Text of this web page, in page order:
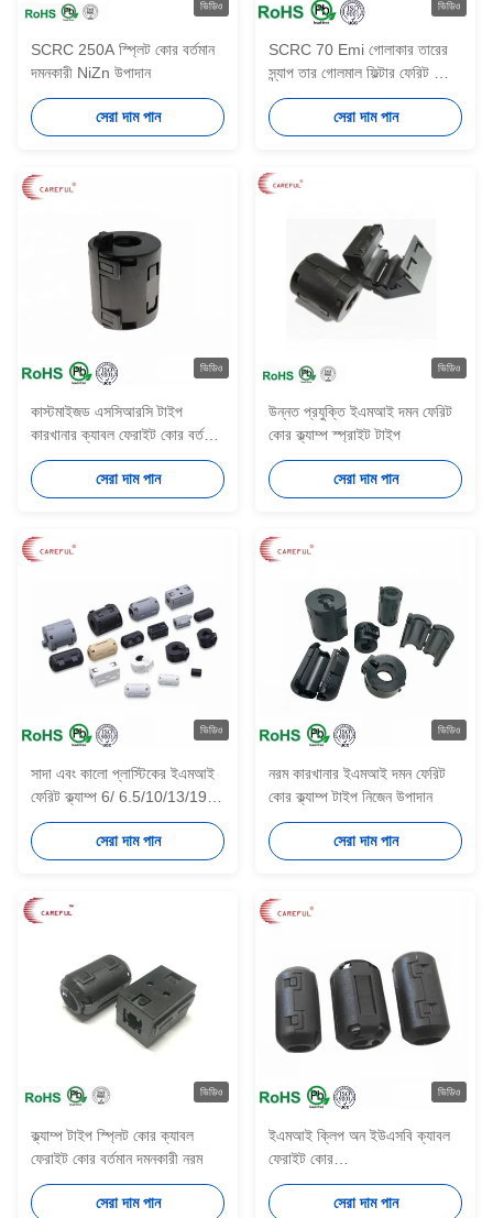
ভিডিও
SCRC 250A স্প্লিট কোর বর্তমান
দমনকারী NiZn উপাদান
সেরা দাম পান
ভিডিও
SCRC 70 Emi গোলাকার তারের
স্ন্যাপ তার গোলমাল ফিল্টার ফেরিট কোর
1M থেকে 300M 7mm ব্যাসের
জন্য
সেরা দাম পান
ভিডিও
কাস্টমাইজড এসসিআরসি টাইপ
কারখানার ক্যাবল ফেরাইট কোর বর্তমান
দমনকারী
সেরা দাম পান
ভিডিও
উন্নত প্রযুক্তি ইএমআই দমন ফেরিট
কোর ক্ল্যাম্প স্প্রাইট টাইপ
সেরা দাম পান
ভিডিও
সাদা এবং কালো প্লাস্টিকের ইএমআই
ফেরিট ক্ল্যাম্প 6/ 6.5/10/13/19
মিমি তারের জন্য কোর উপর
সেরা দাম পান
ভিডিও
নরম কারখানার ইএমআই দমন ফেরিট
কোর ক্ল্যাম্প টাইপ নিজেন উপাদান
সেরা দাম পান
ভিডিও
ক্ল্যাম্প টাইপ স্প্লিট কোর ক্যাবল
ফেরাইট কোর বর্তমান দমনকারী নরম
সেরা দাম পান
ভিডিও
ইএমআই ক্লিপ অন ইউএসবি ক্যাবল
ফেরাইট কোর
3.5/4/5/6/7/8/9mm গোলাকার
কালো ফেরাইট ক্ল্যাম্প অন কোর
সেরা দাম পান